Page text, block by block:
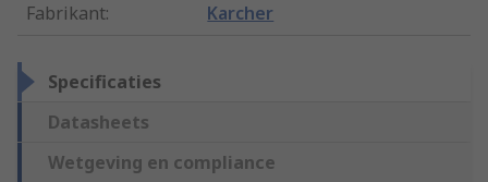
Fabrikant: Karcher
Specificaties
Datasheets
Wetgeving en compliance